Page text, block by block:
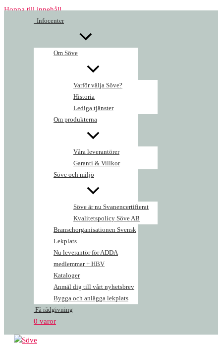
Hoppa till innehåll
Infocenter
Om Söve
Varför välja Söve?
Historia
Lediga tjänster
Om produkterna
Våra leverantörer
Garanti & Villkor
Söve och miljö
Söve är nu Svanencertifierat
Kvalitetspolicy Söve AB
Branschorganisationen Svensk
Lekplats
Nu leverantör för ADDA
medlemmar + HBV
Kataloger
Anmäl dig till vårt nyhetsbrev
Bygga och anlägga lekplats
Få rådgivning
0 varor